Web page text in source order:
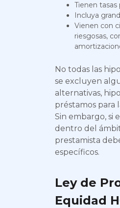
Tienen tasas
Incluya
Vienen con
riesgosas,
No todas las
se excluyen
alternativas,
préstamos para
Sin embargo, si
dentro del
prestamista
específicos.
Ley de
Equidad